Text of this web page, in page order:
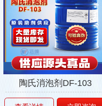
陶氏消泡剂DF-103